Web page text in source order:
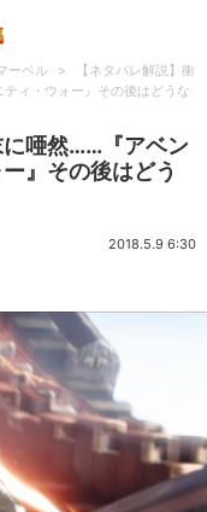
ーベル >
【ネタバレ解説】衝
ィ・ウォー』その後はどうな
に唖然……『アベン
』その後はどう
2018.5.9 6:30